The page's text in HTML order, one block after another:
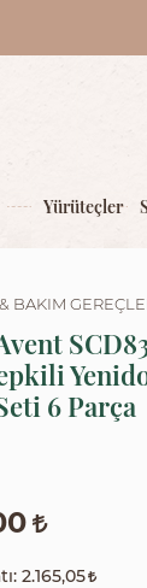
Yürüteçler
BAKIM
6 Parça
2.165,05